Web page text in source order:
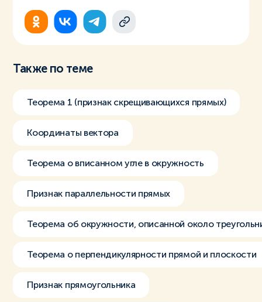
Также по теме
Теорема 1 (признак скрещивающихся прямых)
Координаты вектора
Теорема о вписанном угле в окружность
Признак параллельности прямых
Теорема об окружности, описанной около
Теорема о перпендикулярности прямой и плоскости
Признак прямоугольника